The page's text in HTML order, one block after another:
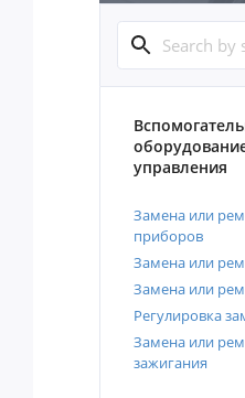
управления
Замена или
приборов
Замена или
Замена или
Регулировка
Замена или
зажигания